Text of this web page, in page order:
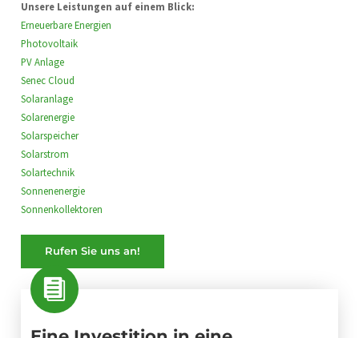
Unsere Leistungen auf einem Blick:
Erneuerbare Energien
Photovoltaik
PV Anlage
Senec Cloud
Solaranlage
Solarenergie
Solarspeicher
Solarstrom
Solartechnik
Sonnenenergie
Sonnenkollektoren
Rufen Sie uns an!